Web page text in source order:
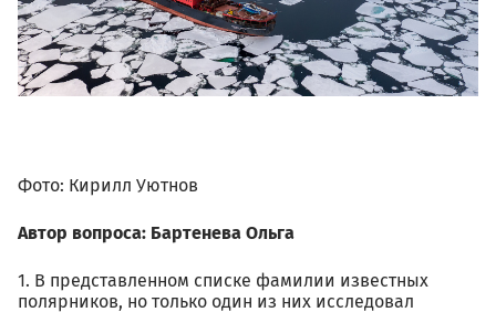
Фото: Кирилл Уютнов
Автор вопроса: Бартенева Ольга
1. В представленном списке фамилии известных
полярников, но только один из них исследовал